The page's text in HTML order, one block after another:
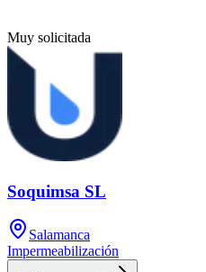
Muy solicitada
Soquimsa SL
Salamanca
Impermeabilización